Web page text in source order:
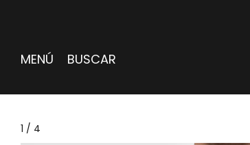
MENÚ BUSCAR
1 / 4